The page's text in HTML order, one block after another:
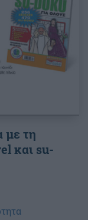
με τη
και su-